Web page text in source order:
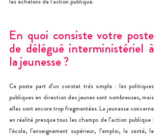
En quoi consiste votre poste
de délégué interministériel à
la jeunesse ?
Ce poste part d’un constat très simple : les politiques
publiques en direction des jeunes sont nombreuses, mais
elles sont encore trop fragmentées. La jeunesse concerne
en réalité presque tous les champs de l’action publique :
l’école, l’enseignement supérieur, l’emploi, la santé, le